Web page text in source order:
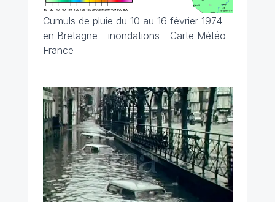
Cumuls de pluie du 10 au 16 février 1974
en Bretagne - inondations - Carte Météo-
France